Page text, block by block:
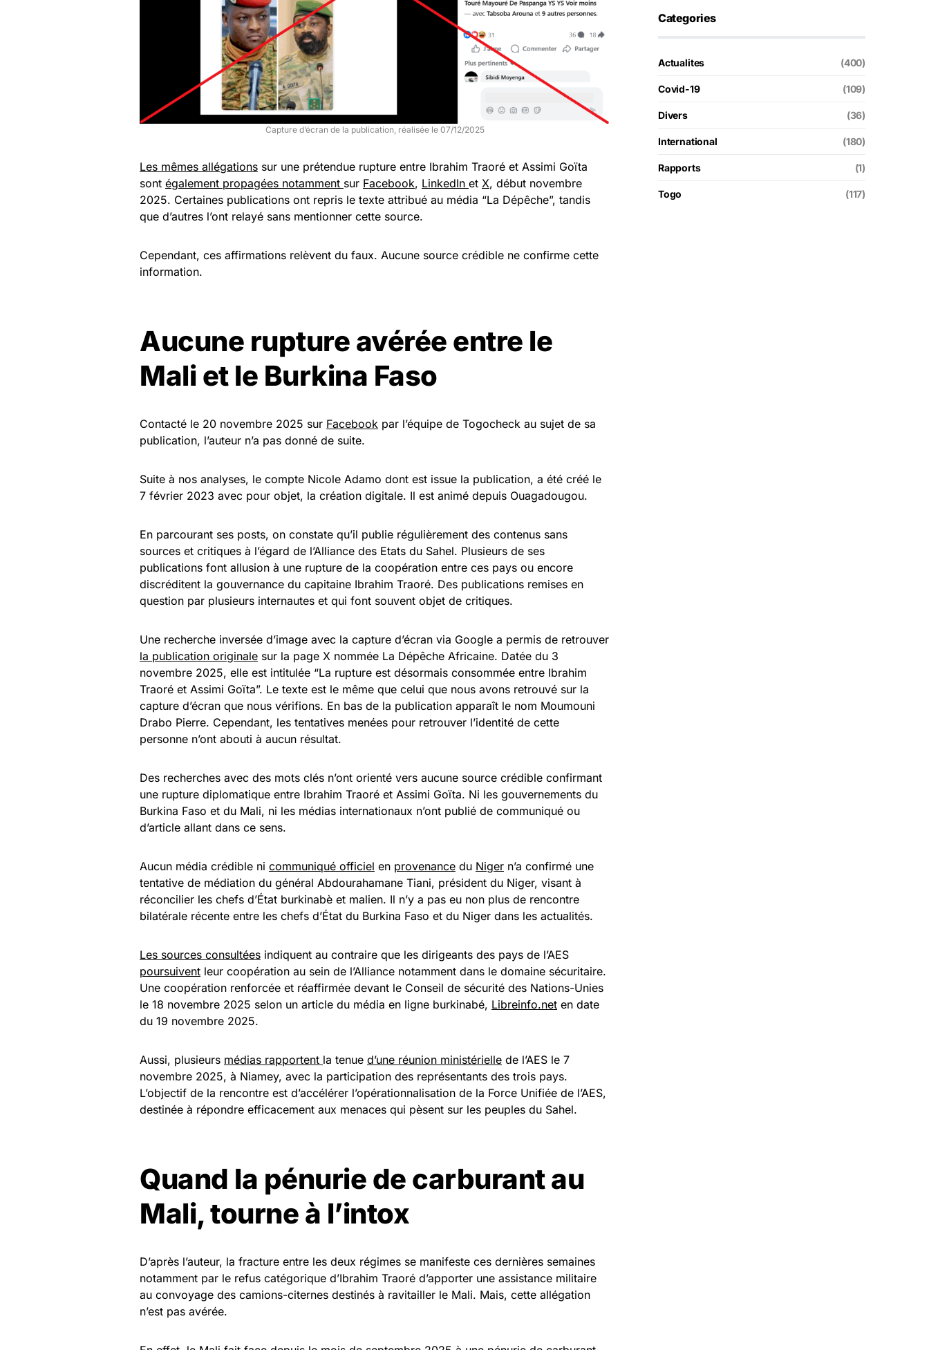
Capture d’écran de la publication, réalisée le 07/12/2025
Les mêmes allégations sur une prétendue rupture entre Ibrahim Traoré et Assimi Goïta
sont également propagées notamment sur Facebook, LinkedIn et X, début novembre
2025. Certaines publications ont repris le texte attribué au média “La Dépêche”, tandis
que d’autres l’ont relayé sans mentionner cette source.
Cependant, ces affirmations relèvent du faux. Aucune source crédible ne confirme cette
information.
Aucune rupture avérée entre le
Mali et le Burkina Faso
Contacté le 20 novembre 2025 sur Facebook par l’équipe de Togocheck au sujet de sa
publication, l’auteur n’a pas donné de suite.
Suite à nos analyses, le compte Nicole Adamo dont est issue la publication, a été créé le
7 février 2023 avec pour objet, la création digitale. Il est animé depuis Ouagadougou.
En parcourant ses posts, on constate qu’il publie régulièrement des contenus sans
sources et critiques à l’égard de l’Alliance des Etats du Sahel. Plusieurs de ses
publications font allusion à une rupture de la coopération entre ces pays ou encore
discréditent la gouvernance du capitaine Ibrahim Traoré. Des publications remises en
question par plusieurs internautes et qui font souvent objet de critiques.
Une recherche inversée d’image avec la capture d’écran via Google a permis de retrouver
la publication originale sur la page X nommée La Dépêche Africaine. Datée du 3
novembre 2025, elle est intitulée “La rupture est désormais consommée entre Ibrahim
Traoré et Assimi Goïta”. Le texte est le même que celui que nous avons retrouvé sur la
capture d’écran que nous vérifions. En bas de la publication apparaît le nom Moumouni
Drabo Pierre. Cependant, les tentatives menées pour retrouver l’identité de cette
personne n’ont abouti à aucun résultat.
Des recherches avec des mots clés n’ont orienté vers aucune source crédible confirmant
une rupture diplomatique entre Ibrahim Traoré et Assimi Goïta. Ni les gouvernements du
Burkina Faso et du Mali, ni les médias internationaux n’ont publié de communiqué ou
d’article allant dans ce sens.
Aucun média crédible ni communiqué officiel en provenance du Niger n’a confirmé une
tentative de médiation du général Abdourahamane Tiani, président du Niger, visant à
réconcilier les chefs d’État burkinabè et malien. Il n’y a pas eu non plus de rencontre
bilatérale récente entre les chefs d’État du Burkina Faso et du Niger dans les actualités.
Les sources consultées indiquent au contraire que les dirigeants des pays de l’AES
poursuivent leur coopération au sein de l’Alliance notamment dans le domaine sécuritaire.
Une coopération renforcée et réaffirmée devant le Conseil de sécurité des Nations-Unies
le 18 novembre 2025 selon un article du média en ligne burkinabé, Libreinfo.net en date
du 19 novembre 2025.
Aussi, plusieurs médias rapportent la tenue d’une réunion ministérielle de l’AES le 7
novembre 2025, à Niamey, avec la participation des représentants des trois pays.
L’objectif de la rencontre est d’accélérer l’opérationnalisation de la Force Unifiée de l’AES,
destinée à répondre efficacement aux menaces qui pèsent sur les peuples du Sahel.
Quand la pénurie de carburant au
Mali, tourne à l’intox
D’après l’auteur, la fracture entre les deux régimes se manifeste ces dernières semaines
notamment par le refus catégorique d’Ibrahim Traoré d’apporter une assistance militaire
au convoyage des camions-citernes destinés à ravitailler le Mali. Mais, cette allégation
n’est pas avérée.
Categories
Actualites (400)
Covid-19 (109)
Divers (36)
International (180)
Rapports (1)
Togo (117)